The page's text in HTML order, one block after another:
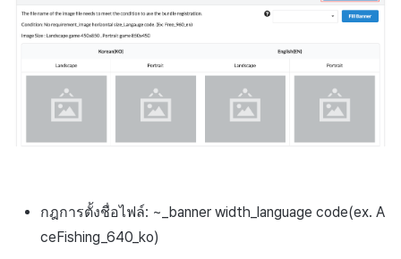
กฎการตั้งชื่อไฟล์: ~_banner width_language code(ex. A
ceFishing_640_ko)